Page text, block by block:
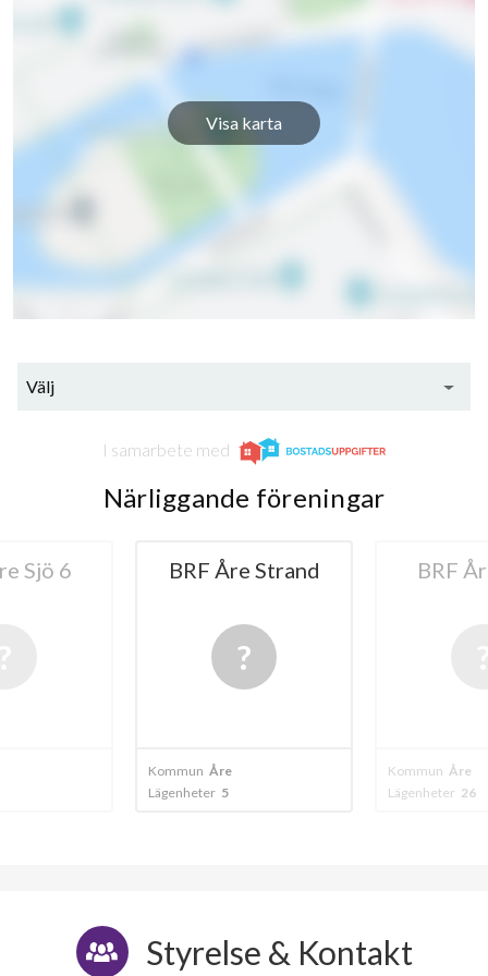
20
Visa karta
Välj
I samarbete med
Närliggande föreningar
Strand BRF Åre Sjö 3
Kommun Åre
Lägenheter 26
BRF
Kommun Åre
Lägenheter 6
Styrelse & Kontakt